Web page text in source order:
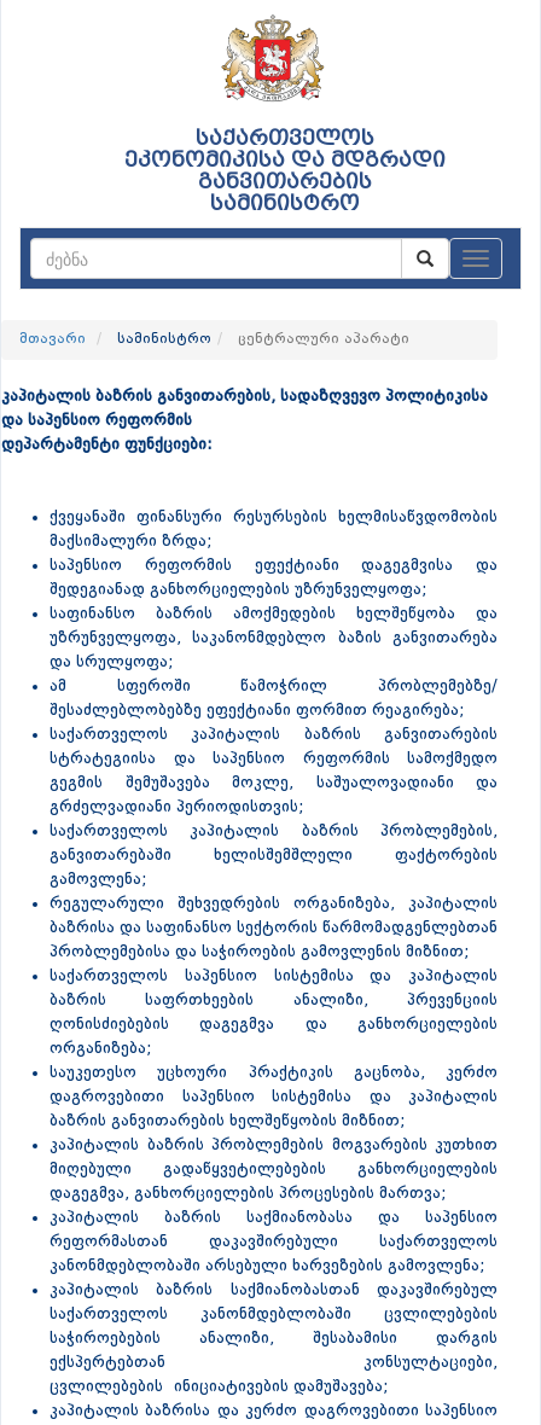
საქართველოს
ეკონომიკისა და მდგრადი
განვითარების
სამინისტრო
მთავარი სამინისტრო ცენტრალური აპარატი
კაპიტალის ბაზრის განვითარების, სადაზღვევო პოლიტიკისა
და საპენსიო რეფორმის
დეპარტამენტი ფუნქციები:
ქვეყანაში ფინანსური რესურსების ხელმისაწვდომობის
მაქსიმალური ზრდა;
საპენსიო რეფორმის ეფექტიანი დაგეგმვისა და
შედეგიანად განხორციელების უზრუნველყოფა;
საფინანსო ბაზრის ამოქმედების ხელშეწყობა და
უზრუნველყოფა, საკანონმდებლო ბაზის განვითარება
და სრულყოფა;
ამ სფეროში წამოჭრილ პრობლემებზე/
შესაძლებლობებზე ეფექტიანი ფორმით რეაგირება;
საქართველოს კაპიტალის ბაზრის განვითარების
სტრატეგიისა და საპენსიო რეფორმის სამოქმედო
გეგმის შემუშავება მოკლე, საშუალოვადიანი და
გრძელვადიანი პერიოდისთვის;
საქართველოს კაპიტალის ბაზრის პრობლემების,
განვითარებაში ხელისშემშლელი ფაქტორების
გამოვლენა;
რეგულარული შეხვედრების ორგანიზება, კაპიტალის
ბაზრისა და საფინანსო სექტორის წარმომადგენლებთან
პრობლემებისა და საჭიროების გამოვლენის მიზნით;
საქართველოს საპენსიო სისტემისა და კაპიტალის
ბაზრის საფრთხეების ანალიზი, პრევენციის
ღონისძიებების დაგეგმვა და განხორციელების
ორგანიზება;
საუკეთესო უცხოური პრაქტიკის გაცნობა, კერძო
დაგროვებითი საპენსიო სისტემისა და კაპიტალის
ბაზრის განვითარების ხელშეწყობის მიზნით;
კაპიტალის ბაზრის პრობლემების მოგვარების კუთხით
მიღებული გადაწყვეტილებების განხორციელების
დაგეგმვა, განხორციელების პროცესების მართვა;
კაპიტალის ბაზრის საქმიანობასა და საპენსიო
რეფორმასთან დაკავშირებული საქართველოს
კანონმდებლობაში არსებული ხარვეზების გამოვლენა;
კაპიტალის ბაზრის საქმიანობასთან დაკავშირებულ
საქართველოს კანონმდებლობაში ცვლილებების
საჭიროებების ანალიზი, შესაბამისი დარგის
ექსპერტებთან კონსულტაციები,
ცვლილებების ინიციატივების დამუშავება;
კაპიტალის ბაზრისა და კერძო დაგროვებითი საპენსიო